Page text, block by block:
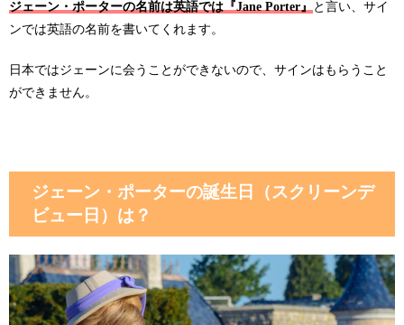
ジェーン・ポーターの名前は英語では『Jane Porter』と言い、サイ
ンでは英語の名前を書いてくれます。
日本ではジェーンに会うことができないので、サインはもらうこと
ができません。
ジェーン・ポーターの誕生日（スクリーンデ
ビュー日）は？